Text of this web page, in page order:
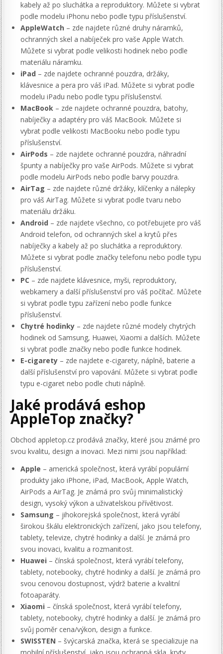
kabely až po sluchátka a reproduktory. Můžete si vybrat
podle modelu iPhonu nebo podle typu příslušenství.
AppleWatch – zde najdete různé druhy náramků,
ochranných skel a nabíječek pro vaše Apple Watch.
Můžete si vybrat podle velikosti hodinek nebo podle
materiálu náramku.
iPad – zde najdete ochranné pouzdra, držáky,
klávesnice a pera pro váš iPad. Můžete si vybrat podle
modelu iPadu nebo podle typu příslušenství.
MacBook – zde najdete ochranné pouzdra, batohy,
nabíječky a adaptéry pro váš MacBook. Můžete si
vybrat podle velikosti MacBooku nebo podle typu
příslušenství.
AirPods – zde najdete ochranné pouzdra, náhradní
špunty a nabíječky pro vaše AirPods. Můžete si vybrat
podle modelu AirPods nebo podle barvy pouzdra.
AirTag – zde najdete různé držáky, klíčenky a nálepky
pro váš AirTag. Můžete si vybrat podle tvaru nebo
materiálu držáku.
Android – zde najdete všechno, co potřebujete pro váš
Android telefon, od ochranných skel a krytů přes
nabíječky a kabely až po sluchátka a reproduktory.
Můžete si vybrat podle značky telefonu nebo podle typu
příslušenství.
PC – zde najdete klávesnice, myši, reproduktory,
webkamery a další příslušenství pro váš počítač. Můžete
si vybrat podle typu zařízení nebo podle funkce
příslušenství.
Chytré hodinky – zde najdete různé modely chytrých
hodinek od Samsung, Huawei, Xiaomi a dalších. Můžete
si vybrat podle značky nebo podle funkce hodinek.
E-cigarety – zde najdete e-cigarety, náplně, baterie a
další příslušenství pro vapování. Můžete si vybrat podle
typu e-cigaret nebo podle chuti náplně.
Jaké prodává eshop
AppleTop značky?
Obchod appletop.cz prodává značky, které jsou známé pro
svou kvalitu, design a inovaci. Mezi nimi jsou například:
Apple – americká společnost, která vyrábí populární
produkty jako iPhone, iPad, MacBook, Apple Watch,
AirPods a AirTag. Je známá pro svůj minimalistický
design, vysoký výkon a uživatelskou přívětivost.
Samsung – jihokorejská společnost, která vyrábí
širokou škálu elektronických zařízení, jako jsou telefony,
tablety, televize, chytré hodinky a další. Je známá pro
svou inovaci, kvalitu a rozmanitost.
Huawei – čínská společnost, která vyrábí telefony,
tablety, notebooky, chytré hodinky a další. Je známá pro
svou cenovou dostupnost, výdrž baterie a kvalitní
fotoaparáty.
Xiaomi – čínská společnost, která vyrábí telefony,
tablety, notebooky, chytré hodinky a další. Je známá pro
svůj poměr cena/výkon, design a funkce.
SWISSTEN – švýcarská značka, která se specializuje na